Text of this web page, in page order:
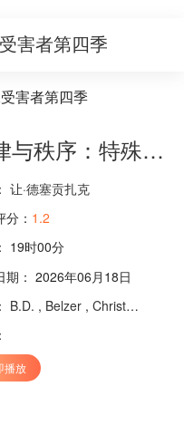
害者第四季
害者第四季
法律与秩序：特殊受害者第四季
让·德塞贡扎克
： 1.2
19时00分
期： 2026年06月18日
B.D. , Belzer , Christopher
播放